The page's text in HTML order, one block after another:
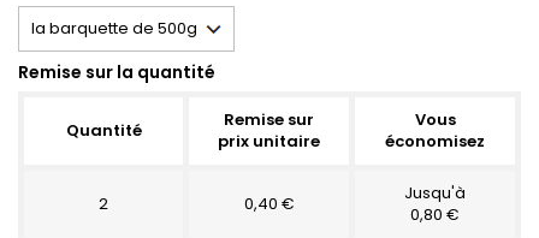
Remise sur la quantité
Quantité
Remise sur
prix unitaire
Vous
économisez
2 0,40 €
Jusqu'à
0,80 €